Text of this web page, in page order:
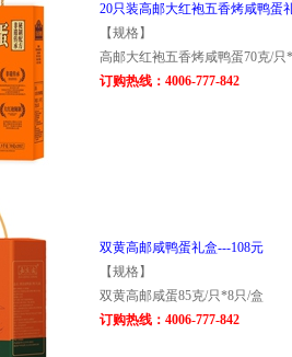
20只装高邮大红袍五香烤咸鸭蛋
【规格】
高邮大红袍五香烤咸鸭蛋70克/只
订购热线：4006-777-842
双黄高邮咸鸭蛋礼盒---108元
【规格】
双黄高邮咸蛋85克/只*8只/盒
订购热线：4006-777-842